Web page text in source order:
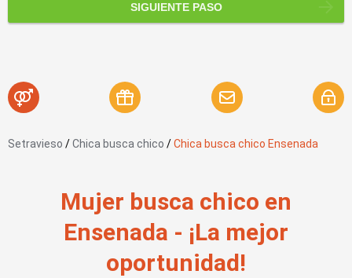
SIGUIENTE PASO
Setravieso /Chica busca chico /Chica busca chico Ensenada
Mujer busca chico en
Ensenada - ¡La mejor
oportunidad!